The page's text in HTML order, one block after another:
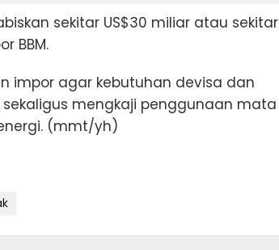
sekitar US$30 miliar atau sekitar
BBM.
impor agar kebutuhan devisa dan
mengkaji penggunaan mata
(mmt/yh)